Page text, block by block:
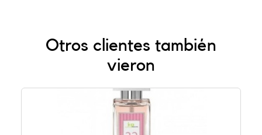
Otros clientes también
vieron